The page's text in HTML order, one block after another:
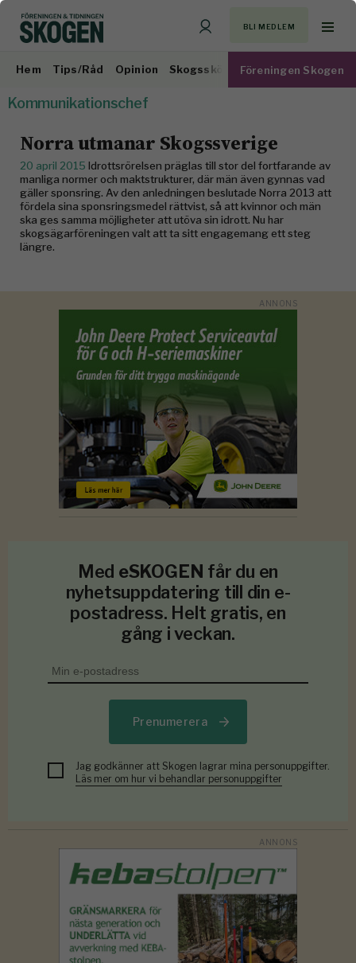
BLI MEDLEM
Hem Tips/Råd Opinion Skogsskötsel Virkesmarknad
Föreningen Skogen
Kommunikationschef
Norra utmanar Skogssverige
20 april 2015 Idrottsrörelsen präglas till stor del fortfarande av
manliga normer och maktstrukturer, där män även gynnas vad
gäller sponsring. Av den anledningen beslutade Norra 2013 att
fördela sina sponsringsmedel rättvist, så att kvinnor och män
ska ges samma möjligheter att utöva sin idrott. Nu har
skogsägarföreningen valt att ta sitt engagemang ett steg
längre.
Med eSKOGEN får du en
nyhetsuppdatering till din e-
postadress. Helt gratis, en
gång i veckan.
Prenumerera
Jag godkänner att Skogen lagrar mina personuppgifter.
Läs mer om hur vi behandlar personuppgifter